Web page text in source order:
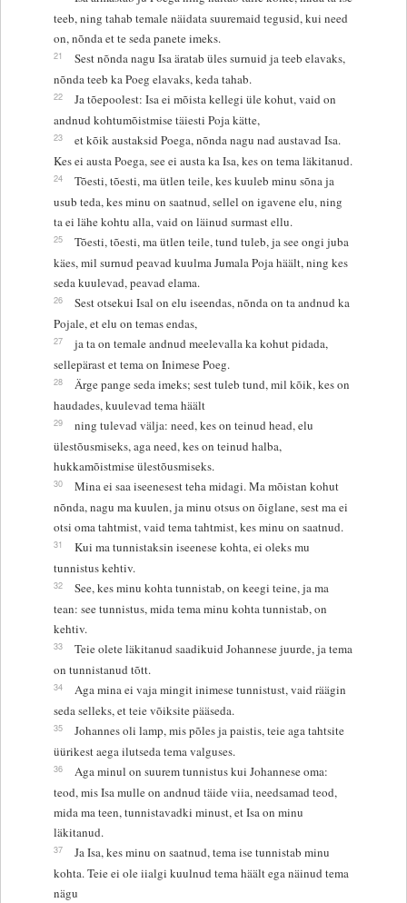
teeb, ning tahab temale näidata suuremaid tegusid, kui need
on, nõnda et te seda panete imeks.
21
Sest nõnda nagu Isa äratab üles surnuid ja teeb elavaks,
nõnda teeb ka Poeg elavaks, keda tahab.
22
Ja tõepoolest: Isa ei mõista kellegi üle kohut, vaid on
andnud kohtumõistmise täiesti Poja kätte,
23
et kõik austaksid Poega, nõnda nagu nad austavad Isa.
Kes ei austa Poega, see ei austa ka Isa, kes on tema läkitanud.
24
Tõesti, tõesti, ma ütlen teile, kes kuuleb minu sõna ja
usub teda, kes minu on saatnud, sellel on igavene elu, ning
ta ei lähe kohtu alla, vaid on läinud surmast ellu.
25
Tõesti, tõesti, ma ütlen teile, tund tuleb, ja see ongi juba
käes, mil surnud peavad kuulma Jumala Poja häält, ning kes
seda kuulevad, peavad elama.
26
Sest otsekui Isal on elu iseendas, nõnda on ta andnud ka
Pojale, et elu on temas endas,
27
ja ta on temale andnud meelevalla ka kohut pidada,
sellepärast et tema on Inimese Poeg.
28
Ärge pange seda imeks; sest tuleb tund, mil kõik, kes on
haudades, kuulevad tema häält
29
ning tulevad välja: need, kes on teinud head, elu
ülestõusmiseks, aga need, kes on teinud halba,
hukkamõistmise ülestõusmiseks.
30
Mina ei saa iseenesest teha midagi. Ma mõistan kohut
nõnda, nagu ma kuulen, ja minu otsus on õiglane, sest ma ei
otsi oma tahtmist, vaid tema tahtmist, kes minu on saatnud.
31
Kui ma tunnistaksin iseenese kohta, ei oleks mu
tunnistus kehtiv.
32
See, kes minu kohta tunnistab, on keegi teine, ja ma
tean: see tunnistus, mida tema minu kohta tunnistab, on
kehtiv.
33
Teie olete läkitanud saadikuid Johannese juurde, ja tema
on tunnistanud tõtt.
34
Aga mina ei vaja mingit inimese tunnistust, vaid räägin
seda selleks, et teie võiksite pääseda.
35
Johannes oli lamp, mis põles ja paistis, teie aga tahtsite
üürikest aega ilutseda tema valguses.
36
Aga minul on suurem tunnistus kui Johannese oma:
teod, mis Isa mulle on andnud täide viia, needsamad teod,
mida ma teen, tunnistavadki minust, et Isa on minu
läkitanud.
37
Ja Isa, kes minu on saatnud, tema ise tunnistab minu
kohta. Teie ei ole iialgi kuulnud tema häält ega näinud tema
nägu